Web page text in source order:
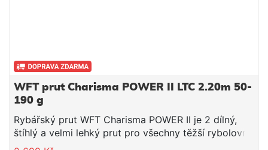
WFT prut Charisma POWER II LTC 2.20m 50-
190 g
Rybářský prut WFT Charisma POWER II je 2 dílný,
štíhlý a velmi lehký prut pro všechny těžší rybolovné
metody. Původní koncepce vycházela z